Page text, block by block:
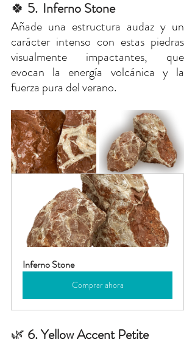
🍀 5. Inferno Stone
Añade una estructura audaz y un
carácter intenso con estas piedras
visualmente impactantes, que
evocan la energía volcánica y la
fuerza pura del verano.
Inferno Stone
Comprar ahora
🌿 6. Yellow Accent Petite